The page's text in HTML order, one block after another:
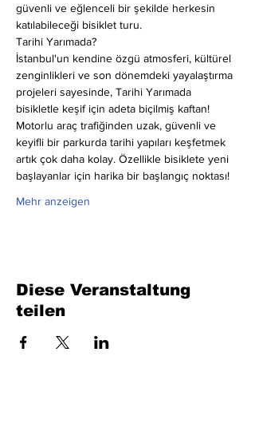
güvenli ve eğlenceli bir şekilde herkesin
katılabileceği bisiklet turu.
Tarihi Yarımada?
İstanbul'un kendine özgü atmosferi, kültürel
zenginlikleri ve son dönemdeki yayalaştırma
projeleri sayesinde, Tarihi Yarımada
bisikletle keşif için adeta biçilmiş kaftan!
Motorlu araç trafiğinden uzak, güvenli ve
keyifli bir parkurda tarihi yapıları keşfetmek
artık çok daha kolay. Özellikle bisiklete yeni
başlayanlar için harika bir başlangıç noktası!
Mehr anzeigen
Diese Veranstaltung
teilen